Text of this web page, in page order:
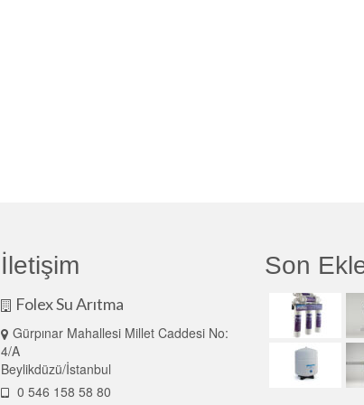
İletişim
Folex Su Arıtma
Gürpınar Mahallesi Millet Caddesi No:
4/A
Beylikdüzü/İstanbul
0 546 158 58 80
Son